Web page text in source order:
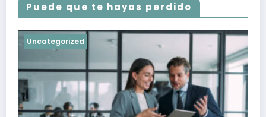
Puede que te hayas perdido
Uncategorized